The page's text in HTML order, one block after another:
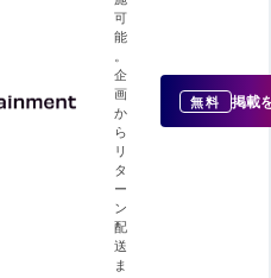
可
能
。
企
画
か
ら
リ
タ
ー
ン
配
送
ま
無料 掲載